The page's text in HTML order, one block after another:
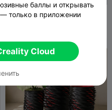
Низкополигональный
горшок для растений
баллы и открывать
только в приложении
Cloud